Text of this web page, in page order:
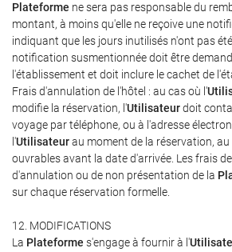
Plateforme ne sera pas responsable du
montant, à moins qu'elle ne reçoive une
indiquant que les jours inutilisés n'ont pas
notification susmentionnée doit être
l'établissement et doit inclure le cachet de
Frais d'annulation de l'hôtel : au cas où l'
modifie la réservation, l'Utilisateurdoit
voyage par téléphone, ou à l'adresse
l'Utilisateurau moment de la réservation,
ouvrables avant la date d'arrivée. Les frais
d'annulation ou de non présentation de la
sur chaque réservation formelle.
12. MODIFICATIONS
La Plateforme s'engage à fournir à l'